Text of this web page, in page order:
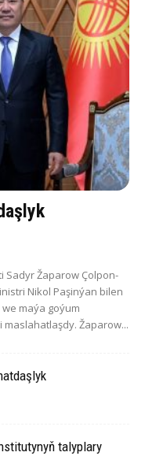
Sadyr Žaparow Çolpon-
Nikol Paşinýan bilen
maýa goýum
Žaparow...
talyplary